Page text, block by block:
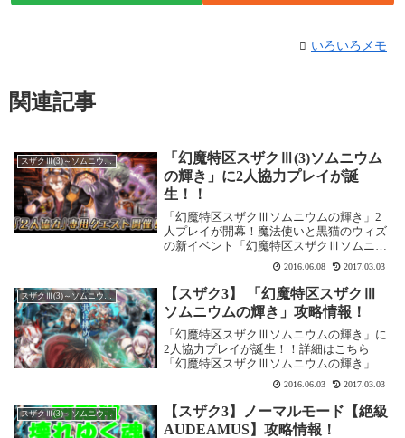
いろいろメモ
関連記事
スザクⅢ(3)～ソムニウムの輝き～
「幻魔特区スザクⅢ(3)ソムニウム
の輝き」に2人協力プレイが誕
生！！
「幻魔特区スザクⅢソムニウムの輝き」2
人プレイが開幕！魔法使いと黒猫のウィズ
の新イベント「幻魔特区スザクⅢソムニウ
ムの輝き」に2人プレイが開幕しました。
どんなもんかと思ってちょっとやってみま
した。開催期間2016年6月7日 16:00 ～ ...
2016.06.08 2017.03.03
スザクⅢ(3)～ソムニウムの輝き～
【スザク3】 「幻魔特区スザクⅢ
ソムニウムの輝き」攻略情報！
「幻魔特区スザクⅢソムニウムの輝き」に
2人協力プレイが誕生！！詳細はこちら
「幻魔特区スザクⅢソムニウムの輝き」開
催！魔法使いと黒猫のウィズの新イベント
「幻魔特区スザクⅢソムニウムの輝き」が
始まりました。スザクシリーズの最終章と
いうことで、特...
2016.06.03 2017.03.03
スザクⅢ(3)～ソムニウムの輝き～
【スザク3】ノーマルモード【絶級
AUDEAMUS】攻略情報！